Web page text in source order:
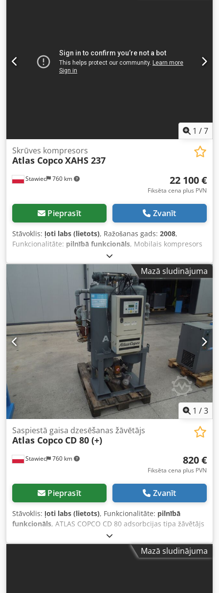
1 /7
Stawiec 760 km
Skrūves kompresors
Atlas CopcoXAHS 237
22 100 €
Fiksēta cena plus PVN
Pieprasīt Zvanīt
Stāvoklis: ļoti labs (lietots), Ražošanas gads: 2008,
Funkcionalitāte: pilnībā funkcionāls, Mobilais kompresors
ATLAS COPCO XAHS237 ar galējā dzesētāja bloku, pēc
pilnas apkopes. Tehniskie dati: jauda 14,20 m³/min; darba
spiediens 12 bāri; ražošanas gads 2008; dzinējs CAT6.6;
nobraukums 2969 stundas. Kompresors ir pilnībā darba
kārtībā, gatavs darbam, tiek piedāvāta garantija. Codpfx
Apszna U Ie Eeha Netto cena: 95500 PLN Bruto cena:
117465 PLN Iekārta ir atvesta ideālā stāvoklī. Zemāk ir
sniegtas saites uz video.
Mazā sludinājuma
1 /3
Stawiec 760 km
Saspiestā gaisa dzesēšanas žāvētājs
Atlas Copco CD 80 (+)
820 €
Fiksēta cena plus PVN
Pieprasīt Zvanīt
Stāvoklis: ļoti labs (lietots), Funkcionalitāte: pilnībā
funkcionāls, ATLAS COPCO CD 80 adsorbcijas tipa žāvētājs
Tehniskie dati: ražīgums: 4800 l/min; žāvētājs ir pilnībā
darba kārtībā; Cjdpfx Apezm Ip Re Esha neto cena: 3500
Mazā sludinājuma